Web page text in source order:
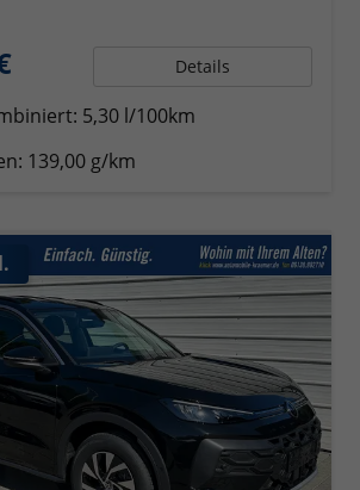
Details
5,30 l/100km
139,00 g/km